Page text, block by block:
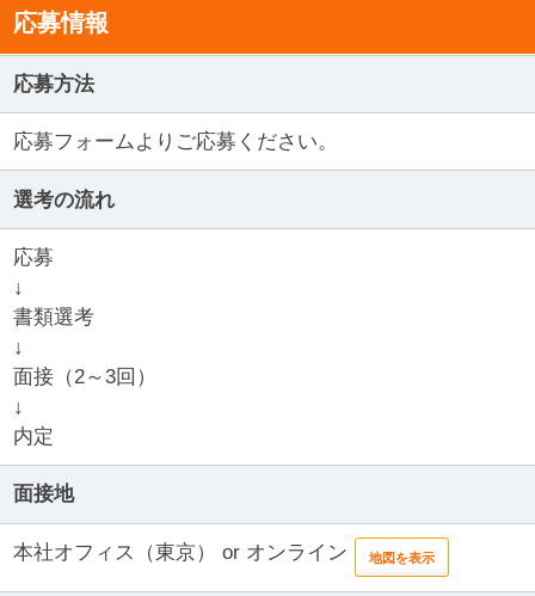
応募情報
応募方法
応募フォームよりご応募ください。
選考の流れ
応募
↓
書類選考
↓
面接（2～3回）
↓
内定
面接地
本社オフィス（東京） or オンライン 地図を表示